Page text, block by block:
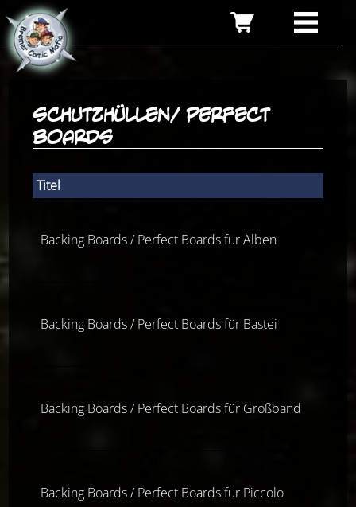
Schutzhüllen/ Perfect
Boards
Titel
Backing Boards / Perfect Boards für Alben
Backing Boards / Perfect Boards für Bastei
Backing Boards / Perfect Boards für Großband
Backing Boards / Perfect Boards für Piccolo